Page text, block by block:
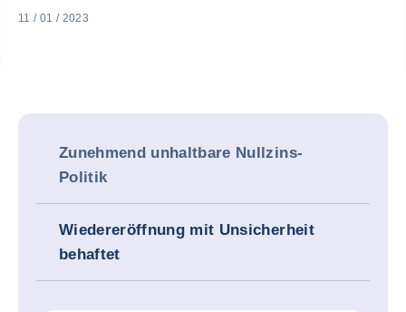
11 / 01 / 2023
Zunehmend unhaltbare Nullzins-
Politik
Wiedereröffnung mit Unsicherheit
behaftet